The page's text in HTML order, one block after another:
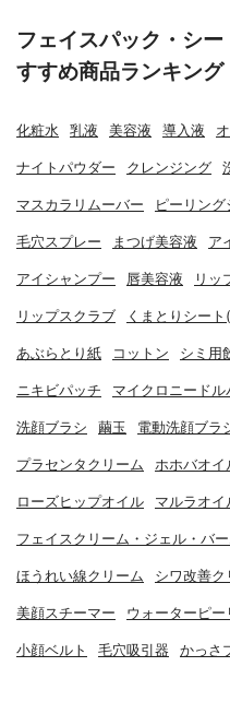
フェイスパック・シ
すすめ商品ランキング
化粧水 乳液 美容液 導入液
ナイトパウダー クレンジング
マスカラリムーバー ピーリン
毛穴スプレー まつげ美容液 ア
アイシャンプー 唇美容液 リッ
リップスクラブ くまとりシー
あぶらとり紙 コットン シミ用
ニキビパッチ マイクロニードル
洗顔ブラシ 繭玉 電動洗顔ブラ
プラセンタクリーム ホホバオイ
ローズヒップオイル マルラオイ
フェイスクリーム・ジェル・バ
ほうれい線クリーム シワ改善ク
美顔スチーマー ウォーターピー
小顔ベルト 毛穴吸引器 かっさ